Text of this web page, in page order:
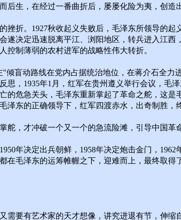
生，在经过一番曲折后，屡屡化险为夷，创造
折。1927秋收起义失败后，毛泽东所领导的
遂决定迅速脱离平江、浏阳地区，转兵进入江
控制薄弱的农村进军的战略性伟大转折。
倾盲动路线在党内占据统治地位，在蒋介石全
思，1935年1月，红军在贵州遵义举行会议，
的危急关头，毛泽东重新掌起了革命之舵，这
东的正确领导下，红军四渡赤水，出奇制胜，
，才冲破一个又一个的急流险滩，引导中国革
年决定出兵朝鲜，1958年决定炮击金门，
在毛泽东的运筹帷幄之下，迎难而上，最终取
需要有艺术家的天才想像，讲究进退有节，伸